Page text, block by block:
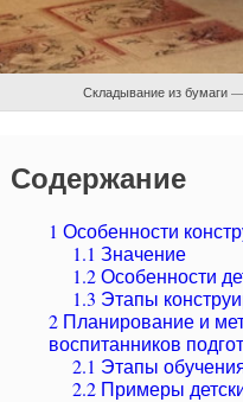
Складывание из бумаги —
Содержание
1 Особенности
1.1 Значение
1.2Особенности
1.3 Этапы
2 Планирование и
воспитанников
2.1 Этапы
2.2 Примеры